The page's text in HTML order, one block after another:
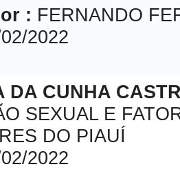
: FERNANDO
2022
DA CUNHA
SEXUAL E
DO PIAUÍ
2022